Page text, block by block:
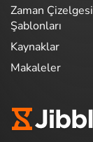
Zaman Çizelgesi
Şablonları
Kaynaklar
Makaleler